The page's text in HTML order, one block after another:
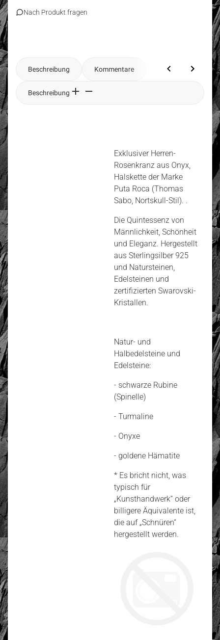
Nach Produkt fragen
Beschreibung Kommentare
Beschreibung
Exklusiver Herren-
Rosenkranz aus Onyx,
Halskette der Marke
Puta Roca (Thomas
Sabo, Nortskull-Stil). .
Die Quintessenz von
Männlichkeit, Schönheit
und Eleganz. Hergestellt
aus Sterlingsilber 925
und Natursteinen,
Edelsteinen und
zertifizierten Swarovski-
Kristallen.
Natur- und
Halbedelsteine und
Edelsteine:
- schwarze Rubine
(Spinelle)
- Turmaline
- Onyxe
- goldene Hämatite
* Es bricht nicht, was
typisch für
„Kunsthandwerk“ oder
billigere Äquivalente ist,
die auf „Schnüren“
hergestellt werden.